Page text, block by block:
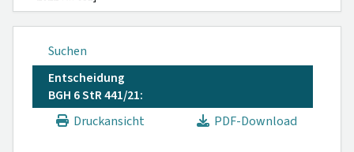
Suchen
Entscheidung
BGH 6 StR 441/21:
Druckansicht
PDF-Download